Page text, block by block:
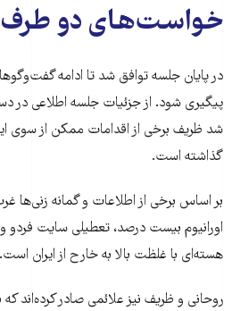
خواست‌های دو طرف
پیگیری شود. از جزئیات جلسه اطلاعی
شد ظریف برخی از اقدامات ممکن از سوی
گذاشته است.
بر اساس برخی از اطلاعات و گمانه زنی‌ها
اورانیوم بیست درصد، تعطیلی سایت
هسته‌ای با غلظت بالا به خارح از ایران است.
روحانی و ظریف نیز علائمی صادر کرده‌اند که